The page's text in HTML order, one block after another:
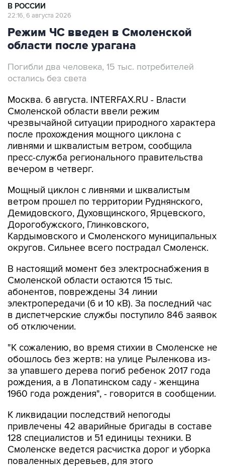
В РОССИИ
22:16, 6 августа 2026
Режим ЧС введен в Смоленской
области после урагана
Погибли два человека, 15 тыс. потребителей
остались без света
Москва. 6 августа. INTERFAX.RU - Власти
Смоленской области ввели режим
чрезвычайной ситуации природного характера
после прохождения мощного циклона с
ливнями и шквалистым ветром, сообщила
пресс-служба регионального правительства
вечером в четверг.
Мощный циклон с ливнями и шквалистым
ветром прошел по территории Руднянского,
Демидовского, Духовщинского, Ярцевского,
Дорогобужского, Глинковского,
Кардымовского и Смоленского муниципальных
округов. Сильнее всего пострадал Смоленск.
В настоящий момент без электроснабжения в
Смоленской области остаются 15 тыс.
абонентов, повреждены 34 линии
электропередачи (6 и 10 кВ). За последний час
в диспетчерские службы поступило 846 заявок
об отключении.
"К сожалению, во время стихии в Смоленске не
обошлось без жертв: на улице Рыленкова из-
за упавшего дерева погиб ребенок 2017 года
рождения, а в Лопатинском саду - женщина
1960 года рождения", - говорится в сообщении.
К ликвидации последствий непогоды
привлечены 42 аварийные бригады в составе
128 специалистов и 51 единицы техники. В
Смоленске ведется расчистка дорог и уборка
поваленных деревьев, для этого